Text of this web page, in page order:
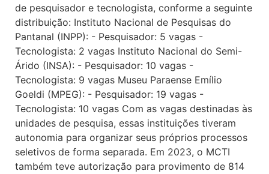
de pesquisador e tecnologista, conforme a seguinte
distribuição: Instituto Nacional de Pesquisas do
Pantanal (INPP): - Pesquisador: 5 vagas -
Tecnologista: 2 vagas Instituto Nacional do Semi-
Árido (INSA): - Pesquisador: 10 vagas -
Tecnologista: 9 vagas Museu Paraense Emílio
Goeldi (MPEG): - Pesquisador: 19 vagas -
Tecnologista: 10 vagas Com as vagas destinadas às
unidades de pesquisa, essas instituições tiveram
autonomia para organizar seus próprios processos
seletivos de forma separada. Em 2023, o MCTI
também teve autorização para provimento de 814